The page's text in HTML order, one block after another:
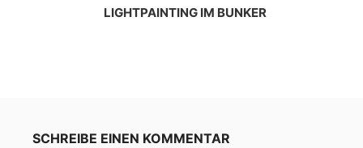
LIGHTPAINTING IM BUNKER
SCHREIBE EINEN KOMMENTAR